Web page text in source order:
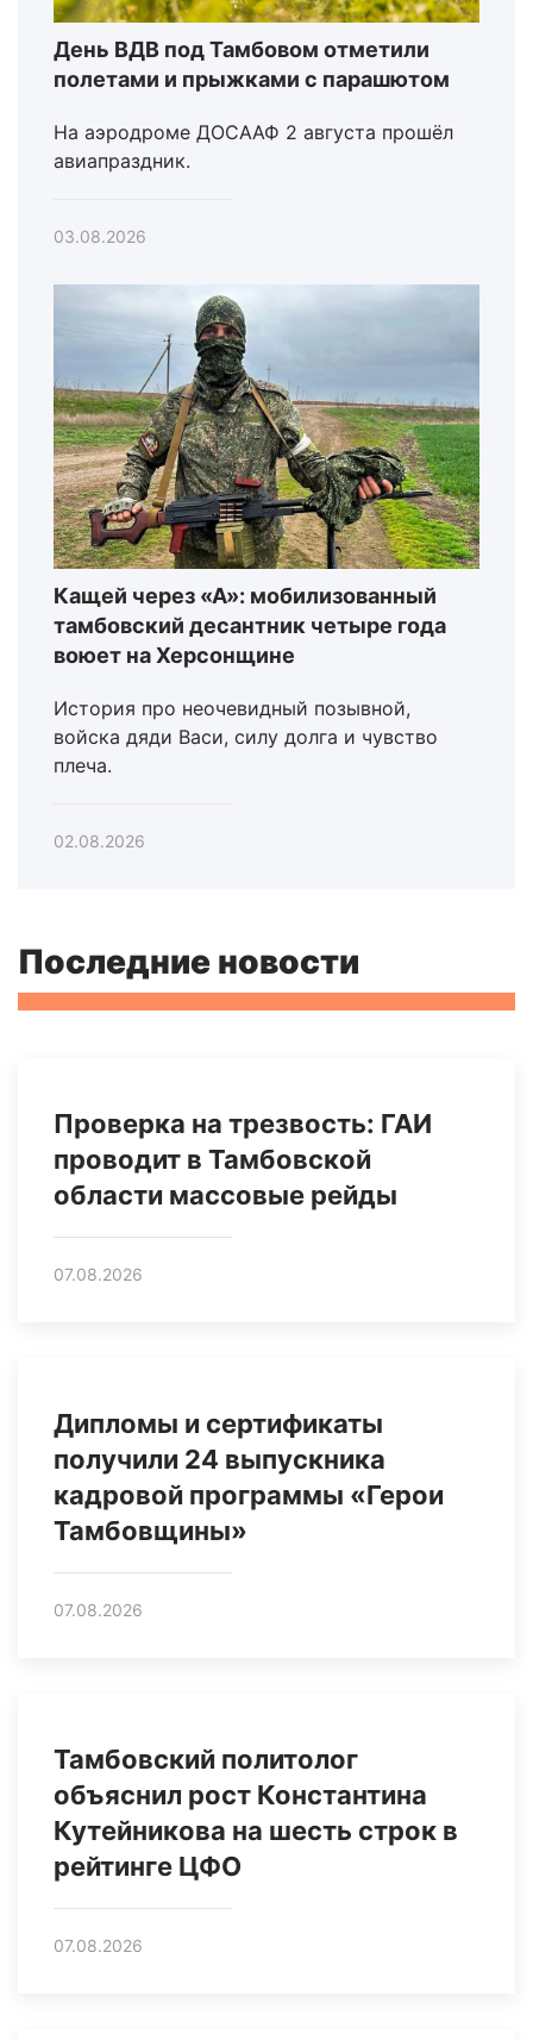
День ВДВ под Тамбовом отметили
полетами и прыжками с парашютом
На аэродроме ДОСААФ 2 августа прошёл
авиапраздник.
03.08.2026
Кащей через «А»: мобилизованный
тамбовский десантник четыре года
воюет на Херсонщине
История про неочевидный позывной,
войска дяди Васи, силу долга и чувство
плеча.
02.08.2026
Последние новости
Проверка на трезвость: ГАИ
проводит в Тамбовской
области массовые рейды
07.08.2026
Дипломы и сертификаты
получили 24 выпускника
кадровой программы «Герои
Тамбовщины»
07.08.2026
Тамбовский политолог
объяснил рост Константина
Кутейникова на шесть строк в
рейтинге ЦФО
07.08.2026